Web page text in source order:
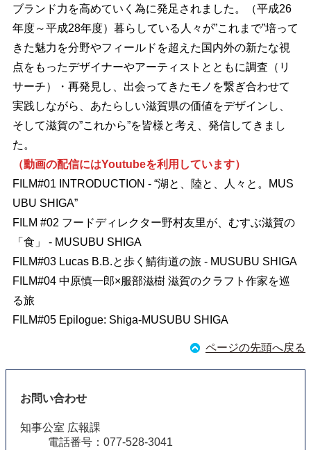
ブランド力を高めていく為に発足されました。（平成26
年度～平成28年度）暮らしている人々が”これまで”培って
きた魅力を分野やフィールドを超えた国内外の新たな視
点をもったデザイナーやアーティストとともに調査（リ
サーチ）・再発見し、出会ってきたモノを繋ぎ合わせて
実践しながら、あたらしい滋賀県の価値をデザインし、
そして滋賀の”これから”を皆様と考え、発信してきまし
た。
（動画の配信にはYoutubeを利用しています）
FILM#01 INTRODUCTION - “湖と、陸と、人々と。MUS
UBU SHIGA”
FILM #02 フードディレクター野村友里が、むすぶ滋賀の
「食」 - MUSUBU SHIGA
FILM#03 Lucas B.B.と歩く鯖街道の旅 - MUSUBU SHIGA
FILM#04 中原慎一郎×服部滋樹 滋賀のクラフト作家を巡
る旅
FILM#05 Epilogue: Shiga-MUSUBU SHIGA
ページの先頭へ戻る
お問い合わせ
知事公室 広報課
電話番号：077-528-3041